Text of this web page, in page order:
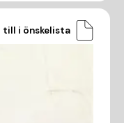
till i önskelista